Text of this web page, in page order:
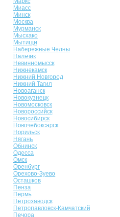
Миасс
Минск
Москва
Мурманск
Мысхако
Мытищи
Набережные Челны
Нальчик
Невинномысск
Нижнекамск
Нижний Новгород
Нижний Тагил
Новоаганск
Новокузнецк
Новомосковск
Новороссийск
Новосибирск
Новочебоксарск
Норильск
Нягань
Обнинск
Одесса
Омск
Оренбург
Орехово-Зуево
Осташков
Пенза
Пермь
Петрозаводск
Петропавловск-Камчатский
Печора